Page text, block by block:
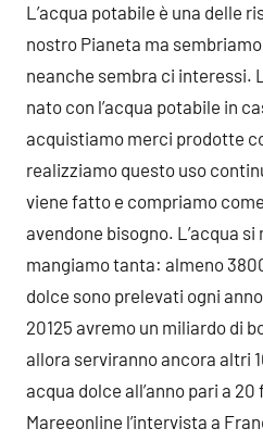
L’acqua potabile è una delle
nostro Pianeta ma
neanche sembra ci interessi.
nato con l’acqua potabile in
acquistiamo merci prodotte
realizziamo questo uso
viene fatto e compriamo
avendone bisogno. L’acqua si
mangiamo tanta: almeno
dolce sono prelevati ogni
20125 avremo un miliardo di
allora serviranno ancora altri
acqua dolce all’anno pari a
Mareeonline l’intervista a